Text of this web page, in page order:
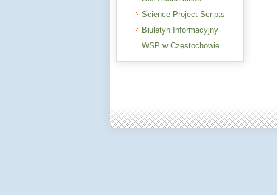
Science Project Scripts
Biuletyn Informacyjny
WSP w Częstochowie